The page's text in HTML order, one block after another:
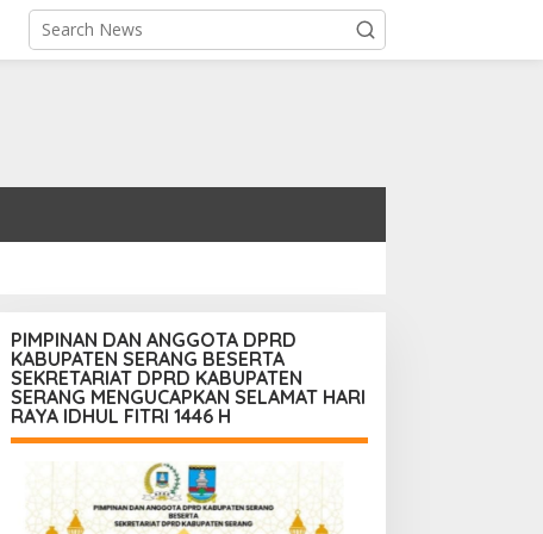
PIMPINAN DAN ANGGOTA DPRD
KABUPATEN SERANG BESERTA
SEKRETARIAT DPRD KABUPATEN
SERANG MENGUCAPKAN SELAMAT HARI
RAYA IDHUL FITRI 1446 H